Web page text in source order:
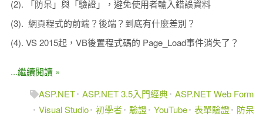
(2). 「防呆」與「驗證」，避免使用者輸入錯誤資料
(3). 網頁程式的前端？後端？到底有什麼差別？
(4). VS 2015起，VB後置程式碼的 Page_Load事件消失了？
...繼續閱讀 »
ASP.NET ASP.NET 3.5入門經典 ASP.NET Web Form
Visual Studio 初學者 驗證 YouTube 表單驗證 防呆